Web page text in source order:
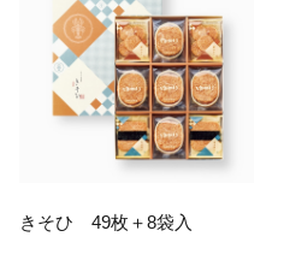
きそひ 49枚＋8袋入